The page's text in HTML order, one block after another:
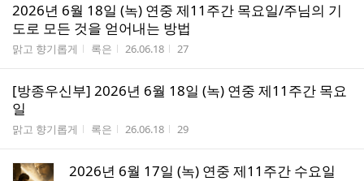
2026년 6월 18일 (녹) 연중 제11주간 목요일/주님의 기
도로 모든 것을 얻어내는 방법
게시판명
맑고 향기롭게 작성자
록은 작성시간
26.06.18 조회수
27
[방종우신부] 2026년 6월 18일 (녹) 연중 제11주간 목요
일
게시판명
맑고 향기롭게 작성자
록은 작성시간
26.06.18 조회수
29
2026년 6월 17일 (녹) 연중 제11주간 수요일